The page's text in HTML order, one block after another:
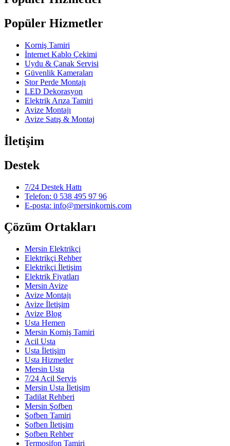
Popüler Hizmetler
Korniş Tamiri
İnternet Kablo Çekimi
Uydu & Çanak Servisi
Güvenlik Kameraları
Stor Perde Montajı
LED Dekorasyon
Elektrik Arıza Tamiri
Avize Montajı
Avize Satış & Montaj
İletişim
Destek
7/24 Destek Hattı
Telefon: 0 538 495 97 96
E-posta: info@mersinkornis.com
Çözüm Ortakları
Mersin Elektrikçi
Elektrikçi Rehber
Elektrikçi İletişim
Elektrik Fiyatları
Mersin Avize
Avize Montajı
Avize İletişim
Avize Blog
Usta Hemen
Mersin Korniş Tamiri
Acil Usta
Usta İletişim
Usta Hizmetler
Mersin Usta
7/24 Acil Servis
Mersin Usta İletişim
Tadilat Rehberi
Mersin Şofben
Şofben Tamiri
Şofben İletişim
Şofben Rehber
Termosifon Tamiri